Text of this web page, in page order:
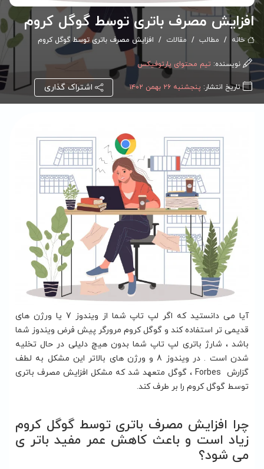
افزایش مصرف باتری توسط گوگل کروم
خانه مطالب مقالات افزایش مصرف باتری توسط گوگل کروم
نویسنده: تیم محتوای پارتوفیکس
تاریخ انتشار: پنجشنبه ۲۶ بهمن ۱۴۰۲ اشتراک گذاری
آیا می دانستید که اگر لپ تاپ شما از ویندوز 7 یا ورژن های
قدیمی تر استفاده کند و گوگل کروم مرورگر پیش فرض ویندوز شما
باشد ، شارژ باتری لپ تاپ شما بدون هیچ دلیلی در حال تخلیه
شدن است . در ویندوز 8 و ورژن های بالاتر این مشکل به لطف
گزارش Forbes ، گوگل متعهد شد که مشکل افزایش مصرف باتری
توسط گوگل کروم را بر طرف کند.
چرا افزایش مصرف باتری توسط گوگل کروم
زیاد است و باعث کاهش عمر مفید باتر ی
می شود؟